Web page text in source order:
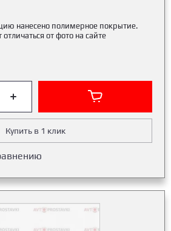
нанесено полимерное покрытие.
от фото на сайте
Купить в 1 клик